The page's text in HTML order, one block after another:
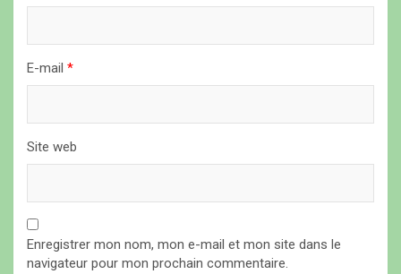
E-mail *
Site web
Enregistrer mon nom, mon e-mail et mon site dans le
navigateur pour mon prochain commentaire.